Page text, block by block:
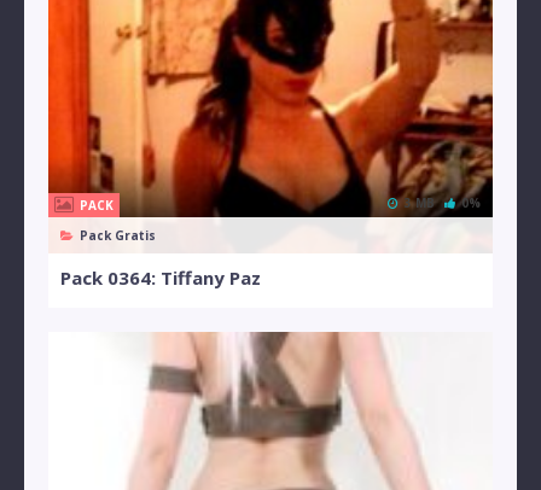
PACK
Pack Gratis
3 MB 0%
Pack 0364: Tiffany Paz